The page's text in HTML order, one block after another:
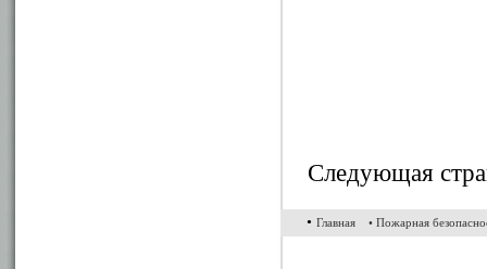
Следующая
• Главная • Пожарная